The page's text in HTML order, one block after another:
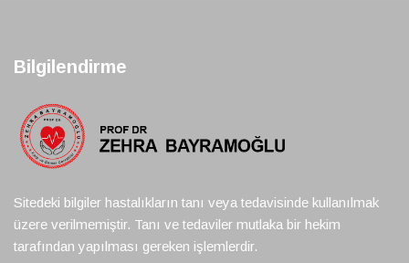
Bilgilendirme
Sitedeki bilgiler hastalıkların tanı veya tedavisinde kullanılmak
üzere verilmemiştir. Tanı ve tedaviler mutlaka bir hekim
tarafından yapılması gereken işlemlerdir.